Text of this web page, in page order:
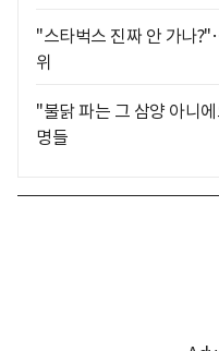
"스타벅스 진짜 안 가나
위
"불닭 파는 그 삼양 아니
명들